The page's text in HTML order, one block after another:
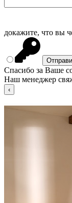
докажите, что вы
Спасибо за Ваше
Наш менеджер